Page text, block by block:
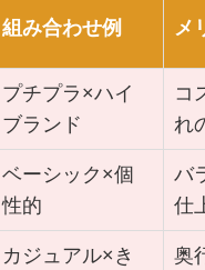
組み合わせ例 メ
プチプラ×ハイ
ブランド
コ
れ
ベーシック×個
性的
バ
仕
カジュアル×き
奥